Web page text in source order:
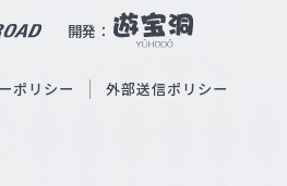
開発：
b
O
ポリシー 外部送信ポリシー